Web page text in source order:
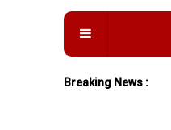
Breaking News :